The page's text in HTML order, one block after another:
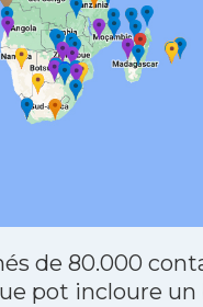
de 80.000
pot incloure un